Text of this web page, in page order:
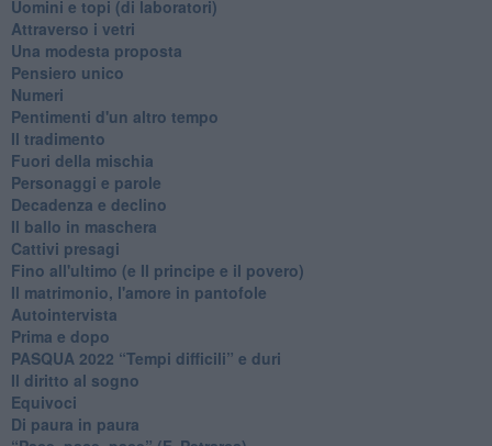
Uomini e topi (di laboratori)
Attraverso i vetri
Una modesta proposta
Pensiero unico
Numeri
Pentimenti d'un altro tempo
Il tradimento
Fuori della mischia
Personaggi e parole
Decadenza e declino
Il ballo in maschera
Cattivi presagi
Fino all'ultimo (e Il principe e il povero)
Il matrimonio, l'amore in pantofole
Autointervista
Prima e dopo
​PASQUA 2022 “Tempi difficili” e duri
Il diritto al sogno
Equivoci
Di paura in paura